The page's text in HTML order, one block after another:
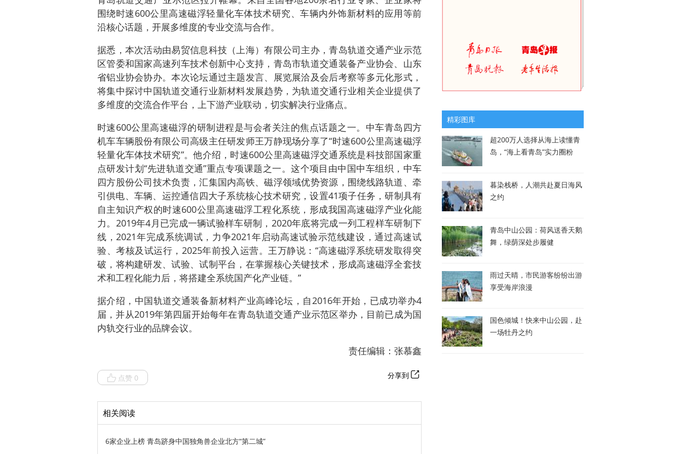
围绕时速600公里高速磁浮轻量化车体技术研究、车辆内外饰新材料的应用等前
沿核心话题，开展多维度的专业交流与合作。
据悉，本次活动由易贸信息科技（上海）有限公司主办，青岛轨道交通产业示范
区管委和国家高速列车技术创新中心支持，青岛市轨道交通装备产业协会、山东
省铝业协会协办。本次论坛通过主题发言、展览展洽及会后考察等多元化形式，
将集中探讨中国轨道交通行业新材料发展趋势，为轨道交通行业相关企业提供了
多维度的交流合作平台，上下游产业联动，切实解决行业痛点。
时速600公里高速磁浮的研制进程是与会者关注的焦点话题之一。中车青岛四方
机车车辆股份有限公司高级主任研发师王万静现场分享了“时速600公里高速磁浮
轻量化车体技术研究”。他介绍，时速600公里高速磁浮交通系统是科技部国家重
点研发计划“先进轨道交通”重点专项课题之一。这个项目由中国中车组织，中车
四方股份公司技术负责，汇集国内高铁、磁浮领域优势资源，围绕线路轨道、牵
引供电、车辆、运控通信四大子系统核心技术研究，设置41项子任务，研制具有
自主知识产权的时速600公里高速磁浮工程化系统，形成我国高速磁浮产业化能
力。2019年4月已完成一辆试验样车研制，2020年底将完成一列工程样车研制下
线，2021年完成系统调试，力争2021年启动高速试验示范线建设，通过高速试
验、考核及试运行，2025年前投入运营。王万静说：“高速磁浮系统研发取得突
破，将构建研发、试验、试制平台，在掌握核心关键技术，形成高速磁浮全套技
术和工程化能力后，将搭建全系统国产化产业链。”
据介绍，中国轨道交通装备新材料产业高峰论坛，自2016年开始，已成功举办4
届，并从2019年第四届开始每年在青岛轨道交通产业示范区举办，目前已成为国
内轨交行业的品牌会议。
责任编辑：张慕鑫
点赞 0 分享到
相关阅读
6家企业上榜 青岛跻身中国独角兽企业北方“第二城”
精彩图库
超200万人选择从海上读懂青
岛，“海上看青岛”实力圈粉
暮染栈桥，人潮共赴夏日海风
之约
青岛中山公园：荷风送香天鹅
舞，绿荫深处步履健
雨过天晴，市民游客纷纷出游
享受海岸浪漫
国色倾城！快来中山公园，赴
一场牡丹之约